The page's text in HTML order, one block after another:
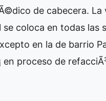
de cabecera. La
coloca en todas las
en la de barrio
en proceso de